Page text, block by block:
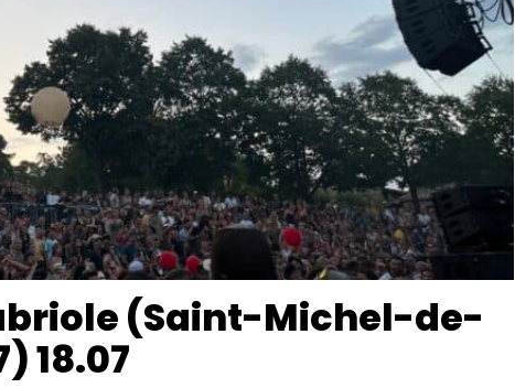
(Saint-Michel-de-
18.07